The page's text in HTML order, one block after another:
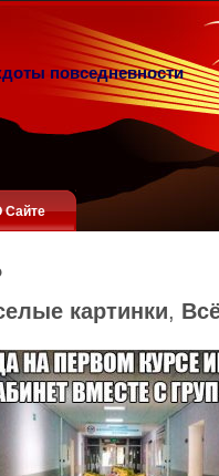
повседневности
Сайте
картинки,